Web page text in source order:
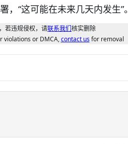
“这可能在未来几天内发生”。
若违规侵权，请联系我们核实删除
violations or DMCA,contact usfor removal